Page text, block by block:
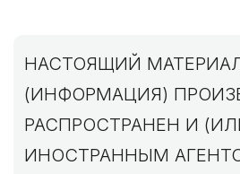
НАСТОЯЩИЙ
(ИНФОРМАЦИЯ)
РАСПРОСТРАНЕН И
ИНОСТРАННЫМ